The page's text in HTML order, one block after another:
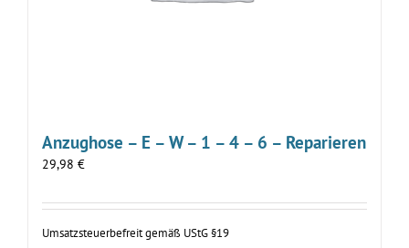
Anzughose – E – W – 1 – 4 – 6 – Reparieren
29,98 €
Umsatzsteuerbefreit gemäß UStG §19